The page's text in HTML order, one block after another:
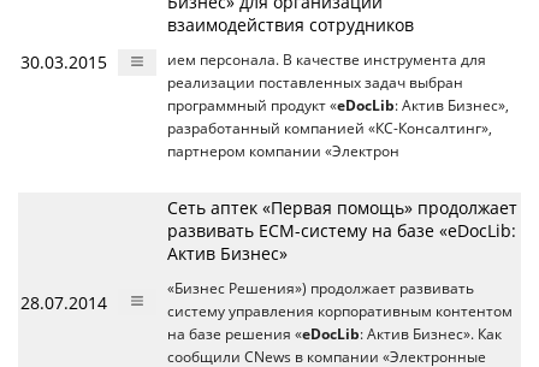
30.03.2015
взаимодействия сотрудников
ием персонала. В качестве инструмента для
реализации поставленных задач выбран
программный продукт «eDocLib: Актив Бизнес»,
разработанный компанией «КС-Консалтинг»,
партнером компании «Электрон
28.07.2014
Сеть аптек «Первая помощь» продолжает
развивать ECM-систему на базе «eDocLib:
Актив Бизнес»
«Бизнес Решения») продолжает развивать
систему управления корпоративным контентом
на базе решения «eDocLib: Актив Бизнес». Как
сообщили CNews в компании «Электронные